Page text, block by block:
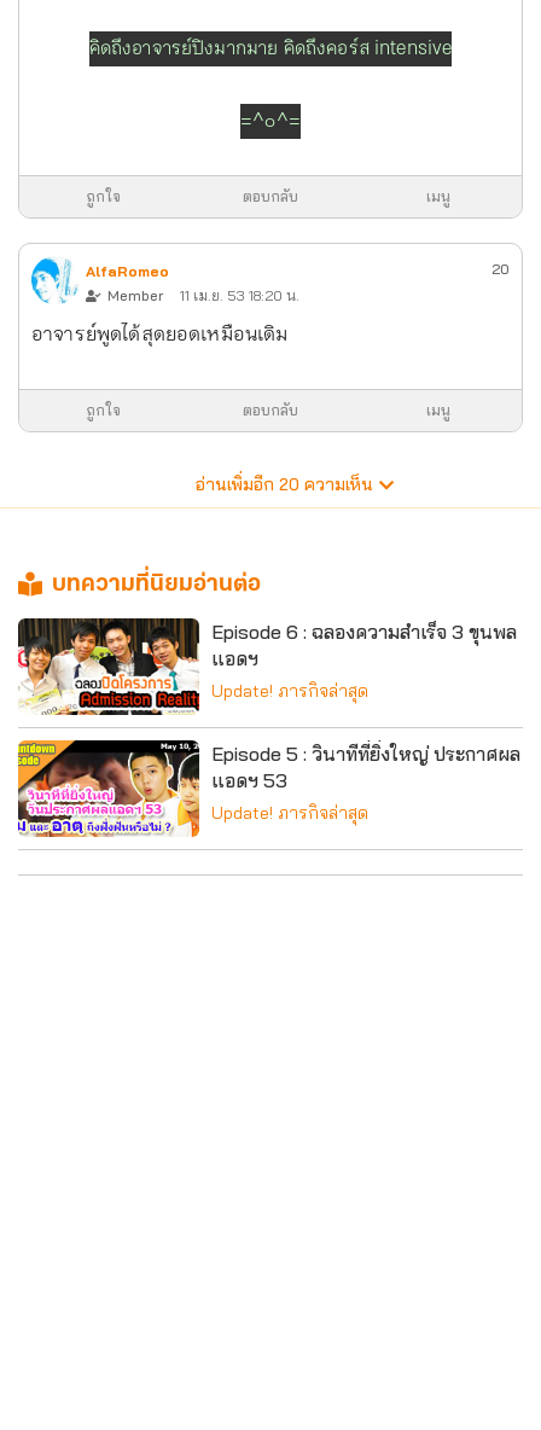
คิดถึงอาจารย์ปิงมากมาย คิดถึงคอร์ส intensive
=^๐^=
ถูกใจ ตอบกลับ เมนู
AlfaRomeo
Member
11 เม.ย. 53 18:20 น.
20
อาจารย์พูดได้สุดยอดเหมือนเดิม
ถูกใจ ตอบกลับ เมนู
อ่านเพิ่มอีก 20 ความเห็น
บทความที่นิยมอ่านต่อ
Episode 6 : ฉลองความสำเร็จ 3 ขุนพล
แอดฯ
Update! ภารกิจล่าสุด
Episode 5 : วินาทีที่ยิ่งใหญ่ ประกาศผล
แอดฯ 53
Update! ภารกิจล่าสุด